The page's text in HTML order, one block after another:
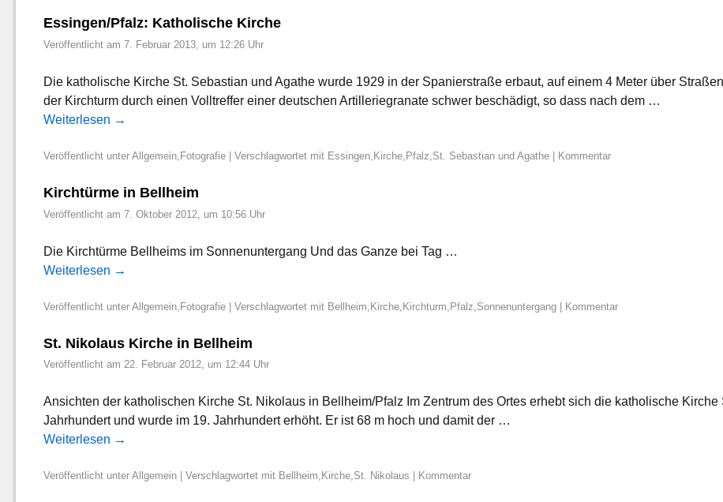
Essingen/Pfalz: Katholische Kirche
Veröffentlicht am 7. Februar 2013, um 12:26 Uhr
Die katholische Kirche St. Sebastian und Agathe wurde 1929 in der Spanierstraße erbaut, auf einem 4 Meter über
der Kirchturm durch einen Volltreffer einer deutschen Artilleriegranate schwer beschädigt, so dass nach dem …
Weiterlesen →
Veröffentlicht unter Allgemein, Fotografie Verschlagwortet mit Essingen, Kirche, Pfalz,St. Sebastian und Agathe Kommentar
Kirchtürme in Bellheim
Veröffentlicht am 7. Oktober 2012, um 10:56 Uhr
Die Kirchtürme Bellheims im Sonnenuntergang Und das Ganze bei Tag …
Weiterlesen →
Veröffentlicht unter Allgemein Fotografie | Verschlagwortet mit Bellheim Kirche Kirchturm Pfalz Sonnenuntergang | Kommentar
St. Nikolaus Kirche in Bellheim
Veröffentlicht am 22. Februar 2012, um 12:44 Uhr
Ansichten der katholischen Kirche St. Nikolaus in Bellheim/Pfalz Im Zentrum des Ortes erhebt sich die katholische Kirche
Jahrhundert und wurde im 19. Jahrhundert erhöht. Er ist 68 m hoch und damit der …
Weiterlesen →
Veröffentlicht unter Allgemein Verschlagwortet mit Bellheim, Kirche,St. Nikolaus Kommentar